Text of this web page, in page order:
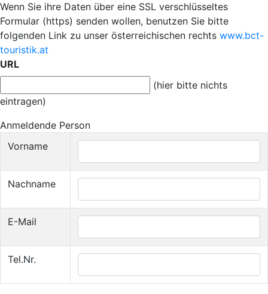
Wenn Sie ihre Daten über eine SSL verschlüsseltes
Formular (https) senden wollen, benutzen Sie bitte
folgenden Link zu unser österreichischen rechts www.bct-
touristik.at
URL
(hier bitte nichts
eintragen)
Anmeldende Person
Vorname
Nachname
E-Mail
Tel.Nr.